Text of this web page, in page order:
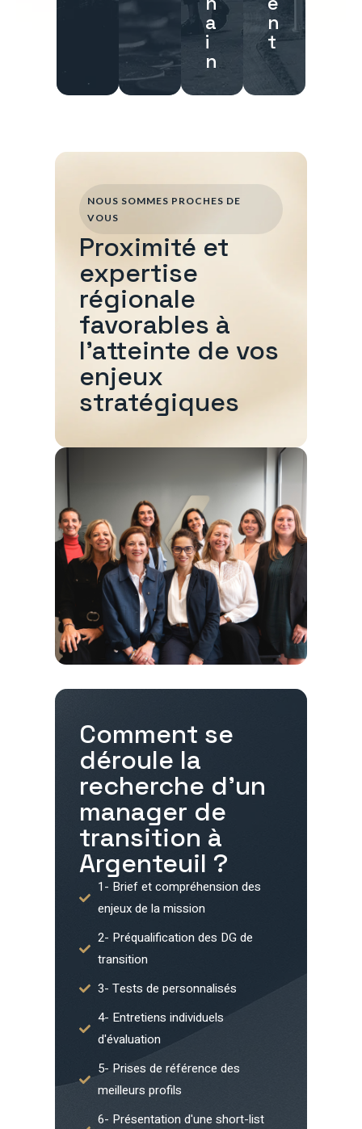
a
i
n
n
t
Comment se
déroule la
recherche d'un
manager de
transition à
Argenteuil ?
1- Brief et compréhension des
enjeux de la mission
2- Préqualification des DG de
transition
3- Tests de personnalisés
4- Entretiens individuels
d'évaluation
5- Prises de référence des
meilleurs profils
6- Présentation d'une short-list
NOUS SOMMES PROCHES DE
VOUS
Proximité et
expertise
régionale
favorables à
l'atteinte de vos
enjeux
stratégiques